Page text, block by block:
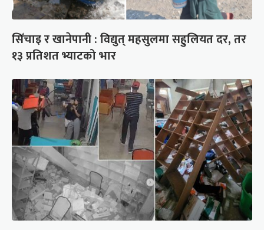
सिँचाइ र खानेपानी : विद्युत् महसुलमा सहुलियत दर, तर
१३ प्रतिशत भ्याटको भार